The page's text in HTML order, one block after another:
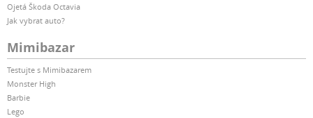
Ojetá Škoda Octavia
Jak vybrat auto?
Mimibazar
Testujte s Mimibazarem
Monster High
Barbie
Lego